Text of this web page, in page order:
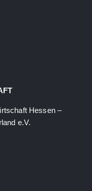
Hessen –
e.V.